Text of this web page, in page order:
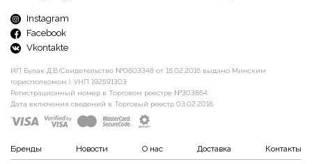
Instagram
Facebook
Vkontakte
ИП Булак Д.В.(Свидетельство №0603348 от 18.02.2016 выдано Минским
горисполкомом ). УНП 192591303
Регистрационный номер в Торговом реестре №303864
Дата включения сведений в Торговый реестр 03.02.2016
Бренды Новости О нас Доставка Контакты